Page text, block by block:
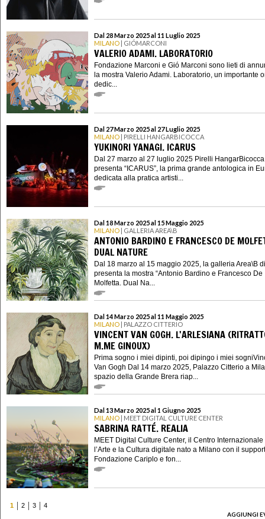
Dal 28 Marzo 2025 al 11 Luglio 2025
MILANO | GIÓMARCONI
VALERIO ADAMI. LABORATORIO
Fondazione Marconi e Gió Marconi sono lieti di
la mostra Valerio Adami. Laboratorio, un importante
dedic...
Dal 27 Marzo 2025 al 27 Luglio 2025
MILANO | PIRELLI HANGARBICOCCA
YUKINORI YANAGI. ICARUS
Dal 27 marzo al 27 luglio 2025 Pirelli HangarBicocca
presenta “ICARUS”, la prima grande antologica in
dedicata alla pratica artisti...
Dal 18 Marzo 2025 al 15 Maggio 2025
MILANO | GALLERIA AREA\B
ANTONIO BARDINO E FRANCESCO DE
DUAL NATURE
Dal 18 marzo al 15 maggio 2025, la galleria Area\B
presenta la mostra “Antonio Bardino e Francesco De
Molfetta. Dual Na...
Dal 14 Marzo 2025 al 11 Maggio 2025
MILANO | PALAZZO CITTERIO
VINCENT VAN GOGH. L'ARLESIANA
M.ME GINOUX)
Prima sogno i miei dipinti, poi dipingo i miei
Van Gogh Dal 14 marzo 2025, Palazzo Citterio a
spazio della Grande Brera riap...
Dal 13 Marzo 2025 al 1 Giugno 2025
MILANO | MEET DIGITAL CULTURE CENTER
SABRINA RATTÉ. REALIA
MEET Digital Culture Center, il Centro Internazionale
l’Arte e la Cultura digitale nato a Milano con il
Fondazione Cariplo e fon...
1 2 3
4
AGGIUNGI